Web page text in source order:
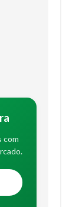
com